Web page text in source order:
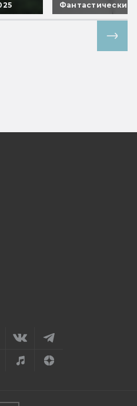
Фантастические